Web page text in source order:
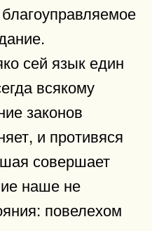
сей язык един
всякому
законов
и противяся
совершает
наше не
повелехом